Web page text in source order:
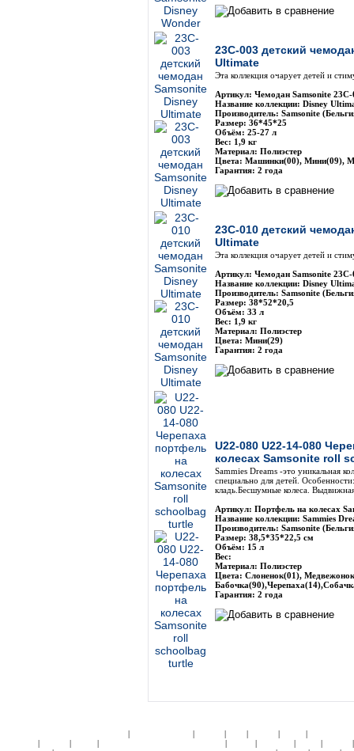
23C-003 детский
Ultimate
Эта коллекция очарует детей и
Артикул: Чемодан Samsonite 23C-
Название коллекции: Disney
Производитель: Samsonite
Размер: 36*45*25
Объём: 25-27 л
Вес: 1,9 кг
Материал: Полиэстер
Цвета: Машинки(00), Мини(09),
Гарантия: 2 года
23C-010 детский
Ultimate
Эта коллекция очарует детей и
Артикул: Чемодан Samsonite 23C-
Название коллекции: Disney
Производитель: Samsonite
Размер: 38*52*20,5
Объём: 33 л
Вес: 1,9 кг
Материал: Полиэстер
Цвета: Мини(29)
Гарантия: 2 года
U22-080 U22-14-080
колесах Samsonite roll
Sammies Dreams -это уникальная
специально для детей.
кладь.Бесшумные колеса.
Артикул: Портфель на колесах
Название коллекции: Sammies
Производитель: Samsonite
Размер: 38,5*35*22,5 см
Объём: 15 л
Вес:
Материал: Полиэстер
Цвета: Слоненок(01),
Гарантия: 2 года
| | | | | |
| | | | | | |